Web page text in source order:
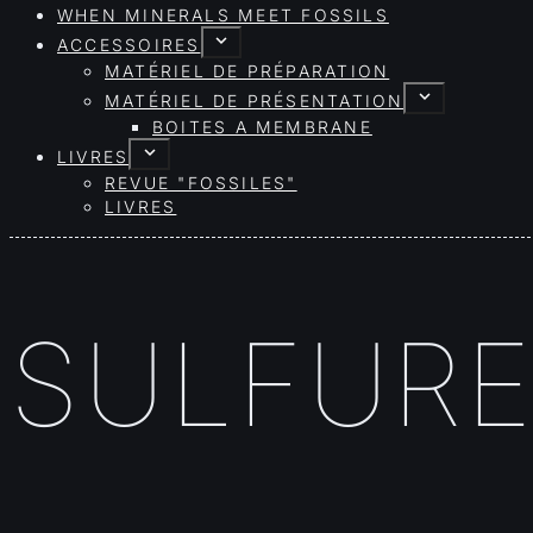
WHEN MINERALS MEET FOSSILS
ACCESSOIRES
MATÉRIEL DE PRÉPARATION
MATÉRIEL DE PRÉSENTATION
BOITES A MEMBRANE
LIVRES
REVUE "FOSSILES"
LIVRES